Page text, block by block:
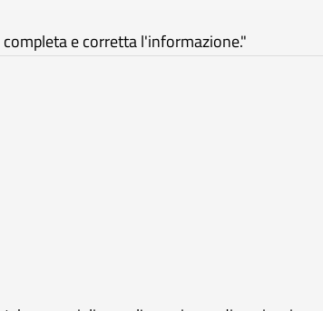
e corretta l'informazione."